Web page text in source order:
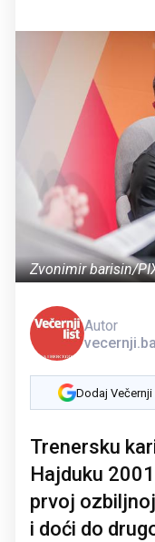
Zvonimir barisin/
Autor
vecernji.ba
Dodaj
Trenersku
Hajduku
prvoj
i doći do